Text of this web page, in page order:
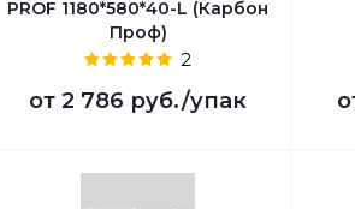
PROF 1180*580*40-L (Карбон
Проф)
2
от 2 786 руб./упак